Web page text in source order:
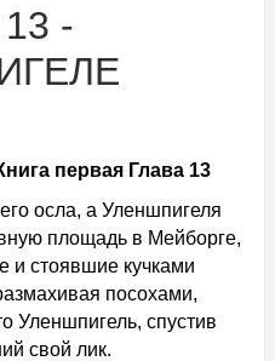
-
первая Глава 13
осла, а Уленшпигеля
площадь в Мейборге,
и стоявшие кучками
посохами,
Уленшпигель, спустив
свой лик.